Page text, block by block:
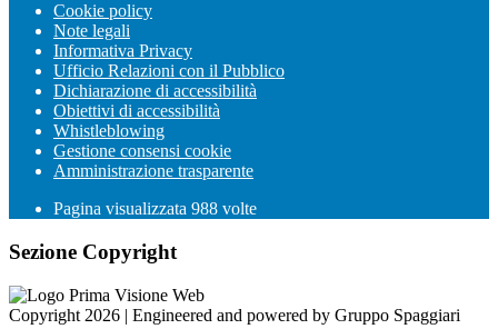
Cookie policy
Note legali
Informativa Privacy
Ufficio Relazioni con il Pubblico
Dichiarazione di accessibilità
Obiettivi di accessibilità
Whistleblowing
Gestione consensi cookie
Amministrazione trasparente
Pagina visualizzata 988 volte
Sezione Copyright
Copyright 2026 | Engineered and powered by Gruppo Spaggiari